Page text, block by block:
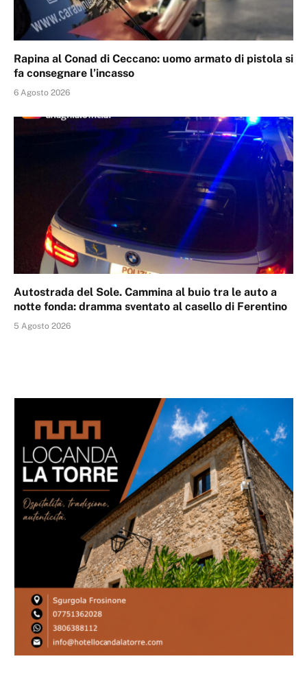
Rapina al Conad di Ceccano: uomo armato di pistola si
fa consegnare l’incasso
6 Agosto 2026
Autostrada del Sole. Cammina al buio tra le auto a
notte fonda: dramma sventato al casello di Ferentino
5 Agosto 2026